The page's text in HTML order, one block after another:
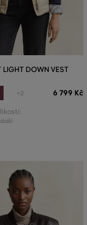
LIGHT DOWN VEST
+2 6 799 Kč